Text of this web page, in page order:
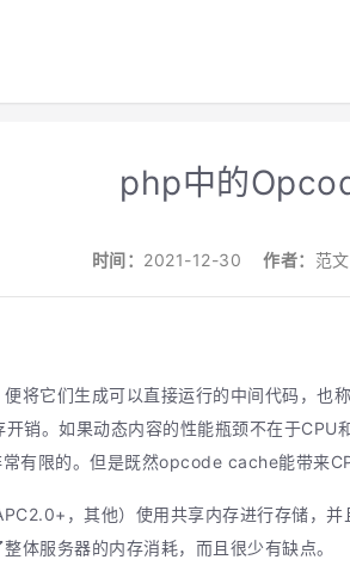
php中的
时间： 2021-12-30作者： 范
便将它们生成可以直接运行的中间代码，
销。如果动态内容的性能瓶颈不在于CPU
有限的。但是既然opcode cache能带来
，其他）使用共享内存进行存储，
体服务器的内存消耗，而且很少有缺点。